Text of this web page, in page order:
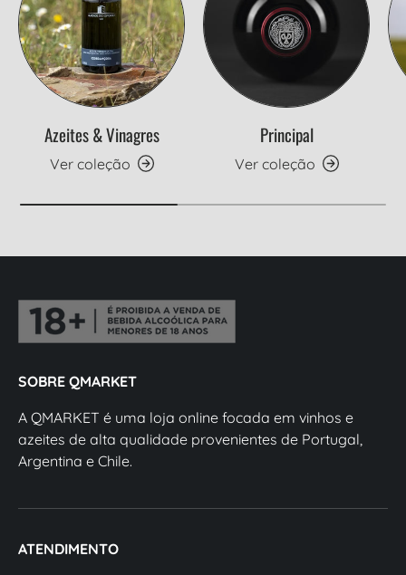
Azeites & Vinagres
Ver coleção
Principal
Ver coleção
SOBRE QMARKET
A QMARKET é uma loja online focada em vinhos e
azeites de alta qualidade provenientes de Portugal,
Argentina e Chile.
ATENDIMENTO